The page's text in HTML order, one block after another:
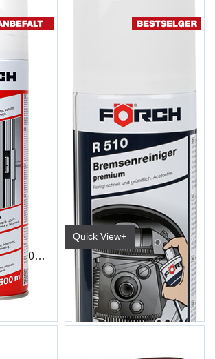
Silikon Spray S420 500ml
No
Quick View+
Bremserens Premium R510 600ml
6116 0914/No (30/kart)